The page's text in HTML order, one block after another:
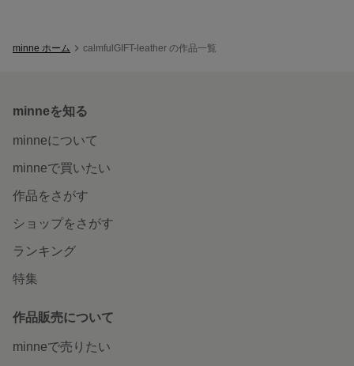
minne ホーム calmfulGIFT-leather の作品一覧
minneを知る
minneについて
minneで買いたい
作品をさがす
ショップをさがす
ランキング
特集
作品販売について
minneで売りたい